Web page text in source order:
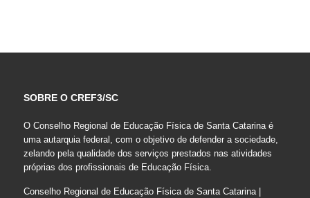
SOBRE O CREF3/SC
O Conselho Regional de Educação Física de Santa Catarina é
uma autarquia federal, com o objetivo de defender a sociedade,
zelando pela qualidade dos serviços prestados nas atividades
próprias dos profissionais de Educação Física.
Conselho Regional de Educação Física de Santa Catarina |